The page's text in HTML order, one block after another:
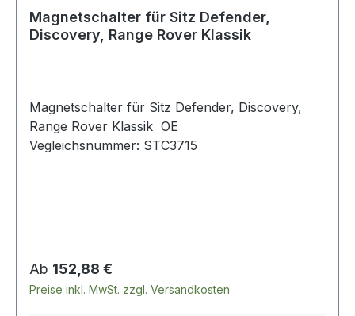
Magnetschalter für Sitz Defender,
Discovery, Range Rover Klassik
Magnetschalter für Sitz Defender, Discovery,
Range Rover Klassik OE
Vegleichsnummer: STC3715
Regulärer Preis:
Ab 152,88 €
Preise inkl. MwSt. zzgl. Versandkosten